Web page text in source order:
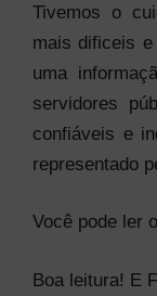
Tivemos o
mais dificeis e
uma
servidores
confiáveis e
representado
Você pode ler
Boa leitura! E